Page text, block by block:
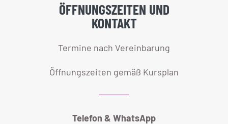
ÖFFNUNGSZEITEN UND
KONTAKT
Termine nach Vereinbarung
Öffnungszeiten gemäß Kursplan
Telefon & WhatsApp